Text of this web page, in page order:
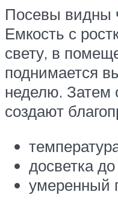
Посевы видны
Емкость с
свету, в
поднимается
неделю. Затем
создают
досветка
умеренный